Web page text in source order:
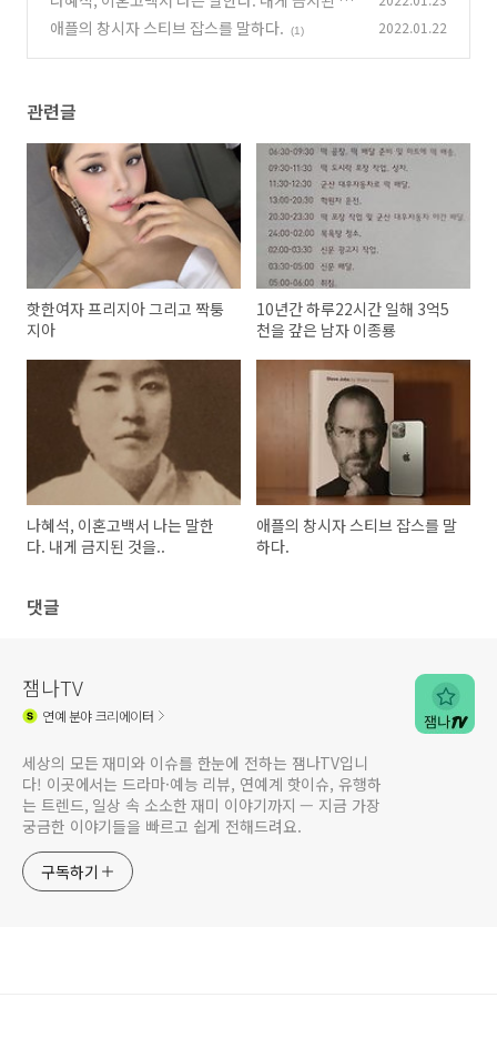
을.. (1)
애플의 창시자 스티브 잡스를 말하다. (1) 2022.01.22
관련글
핫한여자 프리지아 그리고 짝퉁
지아
10년간 하루22시간 일해 3억5
천을 갚은 남자 이종룡
나혜석, 이혼고백서 나는 말한
다. 내게 금지된 것을..
애플의 창시자 스티브 잡스를 말
하다.
댓글
잼나TV
연예분야 크리에이터
세상의 모든 재미와 이슈를 한눈에 전하는 잼나TV입니
다! 이곳에서는 드라마·예능 리뷰, 연예계 핫이슈, 유행하
는 트렌드, 일상 속 소소한 재미 이야기까지 — 지금 가장
궁금한 이야기들을 빠르고 쉽게 전해드려요.
구독하기